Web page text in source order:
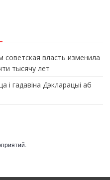
власть изменила
тысячу лет
гадавіна Дэкларацыі аб